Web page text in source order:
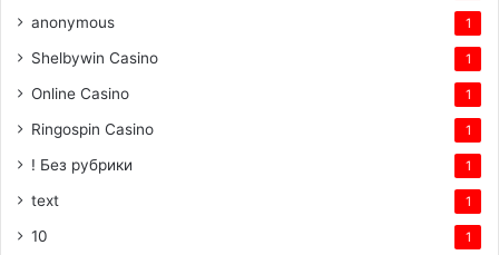
anonymous 1
Shelbywin Casino 1
Online Casino 1
Ringospin Casino 1
! Без рубрики 1
text 1
10 1